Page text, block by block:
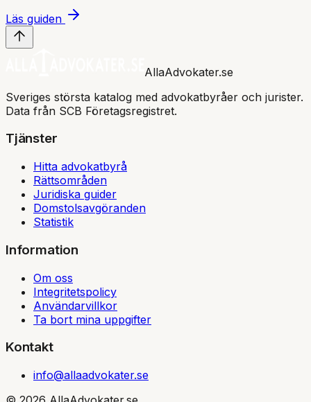
Läs guiden
AllaAdvokater.se
Sveriges största katalog med advokatbyråer och jurister.
Data från SCB Företagsregistret.
Tjänster
Hitta advokatbyrå
Rättsområden
Juridiska guider
Domstolsavgöranden
Statistik
Information
Om oss
Integritetspolicy
Användarvillkor
Ta bort mina uppgifter
Kontakt
info@allaadvokater.se